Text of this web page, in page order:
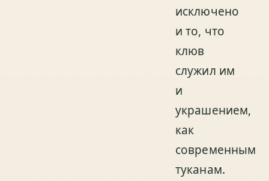
исключено
и то, что
клюв
служил им
и
украшением,
как
современным
туканам.